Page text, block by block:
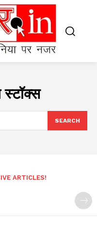
SEARCH
ARTICLES!